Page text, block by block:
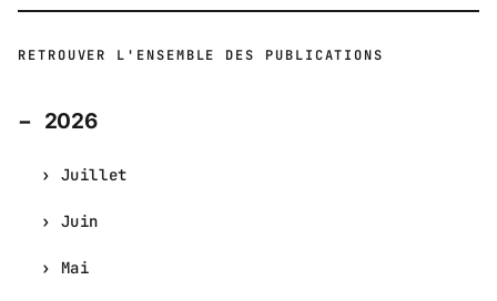
RETROUVER L'ENSEMBLE DES PUBLICATIONS
2026
Juillet
Juin
Mai